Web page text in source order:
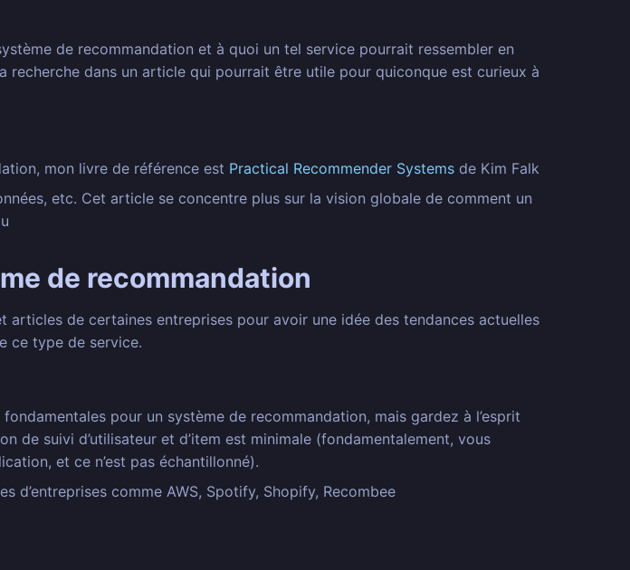
de recommandation et à quoi un tel service pourrait ressembler en
recherche dans un article qui pourrait être utile pour quiconque est curieux à
mon livre de référence est Practical Recommender Systems de Kim Falk
etc. Cet article se concentre plus sur la vision globale de comment un
de recommandation
de certaines entreprises pour avoir une idée des tendances actuelles
ce type de service.
pour un système de recommandation, mais gardez à l’esprit
suivi d’utilisateur et d’item est minimale (fondamentalement, vous
et ce n’est pas échantillonné).
comme AWS, Spotify, Shopify, Recombee